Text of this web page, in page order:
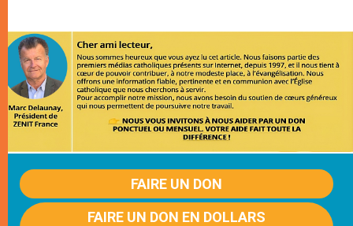
FAIRE UN DON
FAIRE UN DON EN DOLLARS